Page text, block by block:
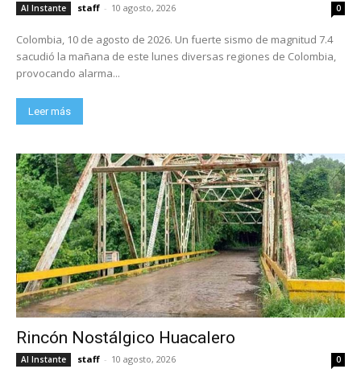
Al Instante staff - 10 agosto, 2026 0
Colombia, 10 de agosto de 2026. Un fuerte sismo de magnitud 7.4
sacudió la mañana de este lunes diversas regiones de Colombia,
provocando alarma...
Leer más
Rincón Nostálgico Huacalero
Al Instante staff - 10 agosto, 2026 0